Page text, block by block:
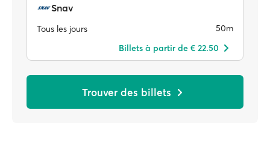
Snav
Tous les jours
50m
Billets à partir de € 22.50
Trouver des billets